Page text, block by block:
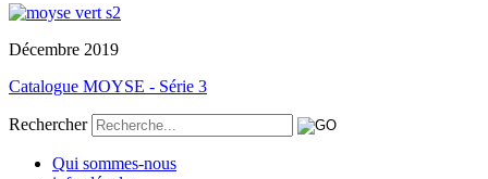
Décembre 2019
Catalogue MOYSE - Série 3
Rechercher
Qui sommes-nous